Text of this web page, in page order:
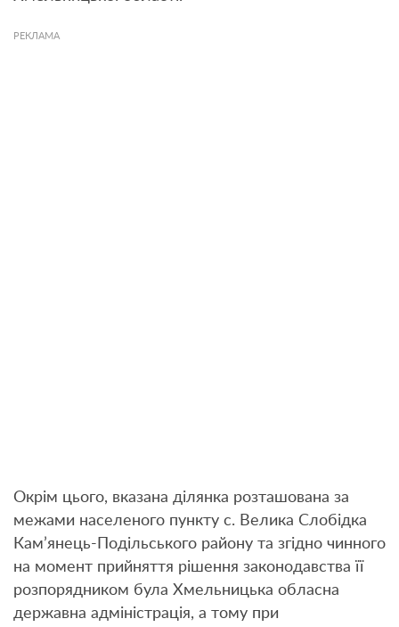
РЕКЛАМА
Окрім цього, вказана ділянка розташована за
межами населеного пункту с. Велика Слобідка
Кам’янець-Подільського району та згідно чинного
на момент прийняття рішення законодавства її
розпорядником була Хмельницька обласна
державна адміністрація, а тому при